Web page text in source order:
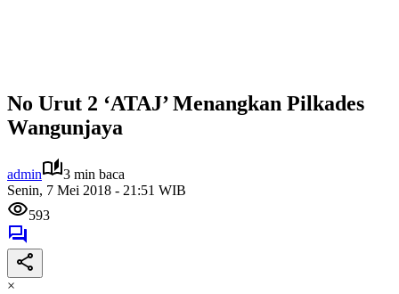
No Urut 2 ‘ATAJ’ Menangkan Pilkades
Wangunjaya
admin
3 min baca
Senin, 7 Mei 2018 - 21:51 WIB
593
×